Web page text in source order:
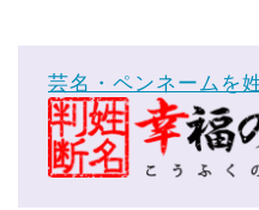
芸名・ペンネームを